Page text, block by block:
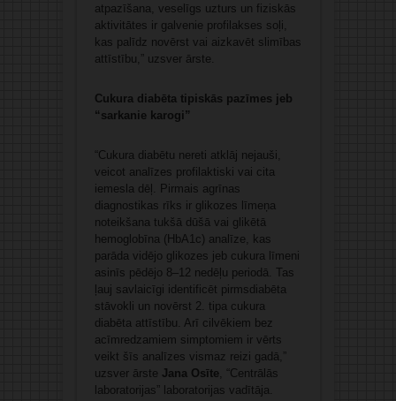
atpazīšana, veselīgs uzturs un fiziskās
aktivitātes ir galvenie profilakses soļi,
kas palīdz novērst vai aizkavēt slimības
attīstību,” uzsver ārste.
Cukura diabēta tipiskās pazīmes jeb
“sarkanie karogi”
“Cukura diabētu nereti atklāj nejauši,
veicot analīzes profilaktiski vai cita
iemesla dēļ. Pirmais agrīnas
diagnostikas rīks ir glikozes līmeņa
noteikšana tukšā dūšā vai glikētā
hemoglobīna (HbA1c) analīze, kas
parāda vidējo glikozes jeb cukura līmeni
asinīs pēdējo 8–12 nedēļu periodā. Tas
ļauj savlaicīgi identificēt pirmsdiabēta
stāvokli un novērst 2. tipa cukura
diabēta attīstību. Arī cilvēkiem bez
acīmredzamiem simptomiem ir vērts
veikt šīs analīzes vismaz reizi gadā,”
uzsver ārste Jana Osīte , “Centrālās
laboratorijas” laboratorijas vadītāja.